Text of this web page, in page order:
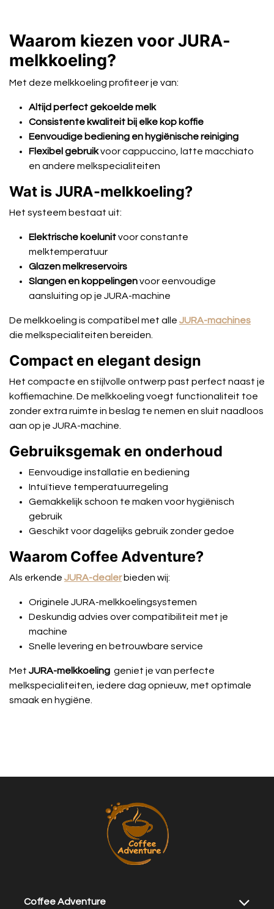
Waarom kiezen voor JURA-
melkkoeling?
Met deze melkkoeling profiteer je van:
Altijd perfect gekoelde melk
Consistente kwaliteit bij elke kop koffie
Eenvoudige bediening en hygiënische reiniging
Flexibel gebruikvoor cappuccino, latte macchiato
en andere melkspecialiteiten
Wat is JURA-melkkoeling?
Het systeem bestaat uit:
Elektrische koelunitvoor constante
melktemperatuur
Glazen melkreservoirs
Slangen en koppelingenvoor eenvoudige
aansluiting op je JURA-machine
De melkkoeling is compatibel met alle JURA-machines
die melkspecialiteiten bereiden.
Compact en elegant design
Het compacte en stijlvolle ontwerp past perfect naast je
koffiemachine. De melkkoeling voegt functionaliteit toe
zonder extra ruimte in beslag te nemen en sluit naadloos
aan op je JURA-machine.
Gebruiksgemak en onderhoud
Eenvoudige installatie en bediening
Intuïtieve temperatuurregeling
Gemakkelijk schoon te maken voor hygiënisch
gebruik
Geschikt voor dagelijks gebruik zonder gedoe
Waarom Coffee Adventure?
Als erkende JURA-dealerbieden wij:
Originele JURA-melkkoelingsystemen
Deskundig advies over compatibiliteit met je
machine
Snelle levering en betrouwbare service
Met JURA-melkkoeling geniet je van perfecte
melkspecialiteiten, iedere dag opnieuw, met optimale
smaak en hygiëne.
Coffee Adventure